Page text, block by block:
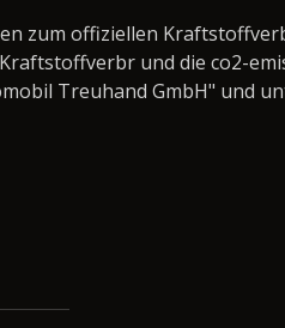
zum offiziellen
und die co2-
Treuhand GmbH" und